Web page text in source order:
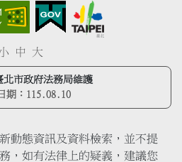
中 大
北市政府法務局維護
期： 115.08.10
動態資訊及資料檢索，並不提
，如有法律上的疑義，建議您